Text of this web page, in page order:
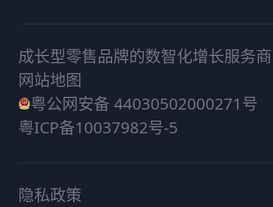
成长型零售品牌的数智化增长服务商
网站地图
粤公网安备 44030502000271号
粤ICP备10037982号-5
隐私政策